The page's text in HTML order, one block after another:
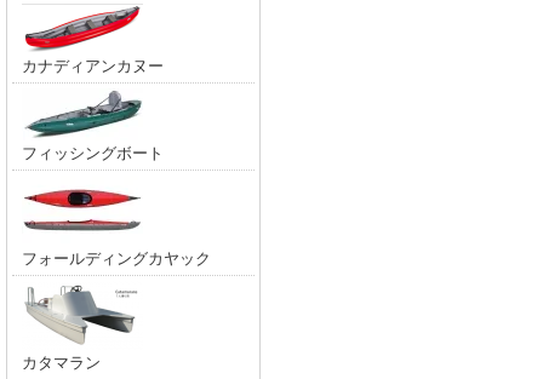
カナディアンカヌー
フィッシングボート
フォールディングカヤック
カタマラン